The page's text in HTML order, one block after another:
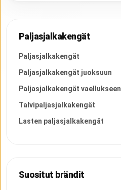
Paljasjalkakengät
Paljasjalkakengät
Paljasjalkakengät juoksuun
Paljasjalkakengät vaellukseen
Talvipaljasjalkakengät
Lasten paljasjalkakengät
Suositut brändit